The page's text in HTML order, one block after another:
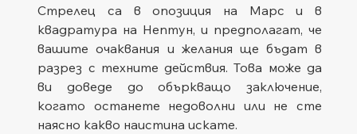
Стрелец са в опозиция на Марс и в
квадратура на Нептун, и предполагат, че
вашите очаквания и желания ще бъдат в
разрез с техните действия. Това може да
ви доведе до объркващо заключение,
когато останете недоволни или не сте
наясно какво наистина искате.